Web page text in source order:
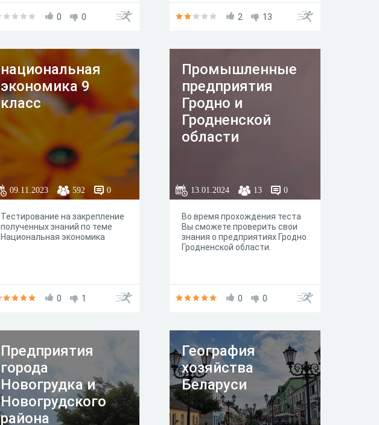
0 0 2 13
национальная
экономика 9
класс
09.11.2023 592 0
Тестирование на закрепление
полученных знаний по теме
Национальная экономика
0 1
Промышленные
предприятия
Гродно и
Гродненской
области
13.01.2024 13 0
Во время прохождения теста
Вы сможете проверить свои
знания о предприятиях Гродно
Гродненской области.
0 0
Предприятия
города
Новогрудка и
Новогрудского
района
География
хозяйства
Беларуси